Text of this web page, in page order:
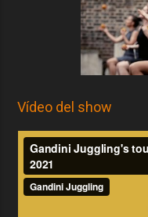
Vídeo del show